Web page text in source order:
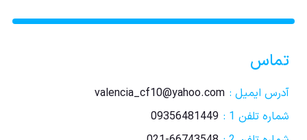
تماس
آدرس ایمیل : valencia_cf10@yahoo.com
شماره تلفن 1 :
09356481449